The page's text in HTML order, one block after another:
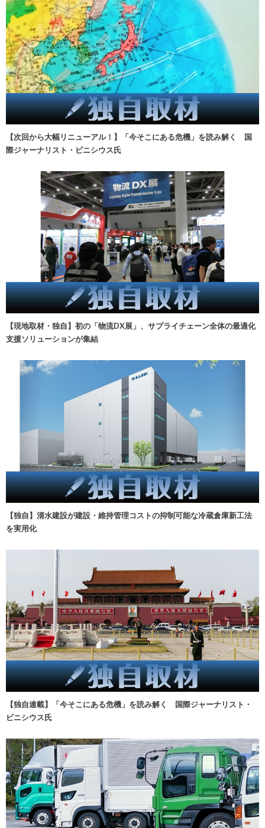
【次回から大幅リニューアル！】「今そこにある危機」を読み解く 国
際ジャーナリスト・ビニシウス氏
【現地取材・独自】初の「物流DX展」、サプライチェーン全体の最適化
支援ソリューションが集結
【独自】清水建設が建設・維持管理コストの抑制可能な冷蔵倉庫新工法
を実用化
【独自連載】「今そこにある危機」を読み解く 国際ジャーナリスト・
ビニシウス氏